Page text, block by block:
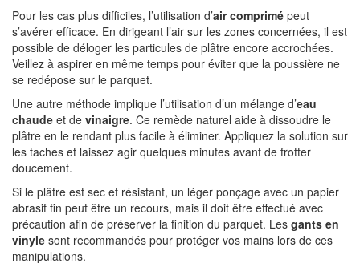
Pour les cas plus difficiles, l’utilisation d’air comprimé peut
s’avérer efficace. En dirigeant l’air sur les zones concernées, il est
possible de déloger les particules de plâtre encore accrochées.
Veillez à aspirer en même temps pour éviter que la poussière ne
se redépose sur le parquet.
Une autre méthode implique l’utilisation d’un mélange d’eau
chaude et de vinaigre. Ce remède naturel aide à dissoudre le
plâtre en le rendant plus facile à éliminer. Appliquez la solution sur
les taches et laissez agir quelques minutes avant de frotter
doucement.
Si le plâtre est sec et résistant, un léger ponçage avec un papier
abrasif fin peut être un recours, mais il doit être effectué avec
précaution afin de préserver la finition du parquet. Les gants en
vinyle sont recommandés pour protéger vos mains lors de ces
manipulations.